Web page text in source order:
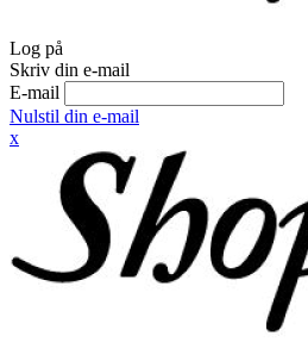
Log på
Skriv din e-mail
E-mail
Nulstil din e-mail
x